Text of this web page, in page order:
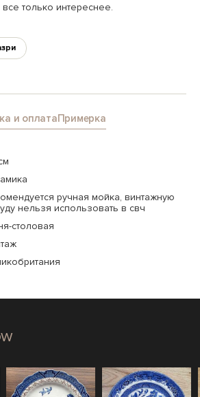
все только интереснее.
и оплатаПримерка
ручная мойка, винтажную
нельзя использовать в свч
столовая